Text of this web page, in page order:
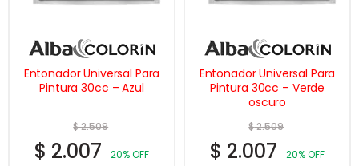
Entonador Universal Para
Pintura 30cc – Azul
$2.509
$ 2.007 20% OFF
Entonador Universal Para
Pintura 30cc – Verde
oscuro
$2.509
$ 2.007 20% OFF